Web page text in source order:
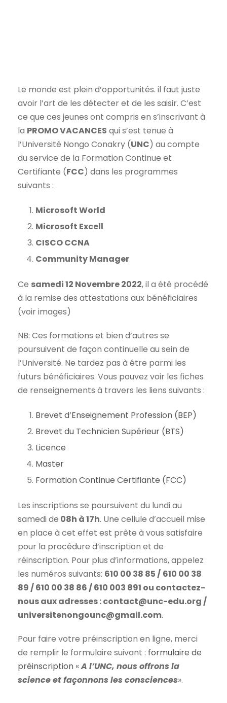
Le monde est plein d’opportunités. il faut juste
avoir l’art de les détecter et de les saisir. C’est
ce que ces jeunes ont compris en s’inscrivant à
la PROMO VACANCES qui s’est tenue à
l’Université Nongo Conakry (UNC) au compte
du service de la Formation Continue et
Certifiante (FCC) dans les programmes
suivants :
Microsoft World
Microsoft Excell
CISCO CCNA
Community Manager
Ce samedi 12 Novembre 2022, il a été procédé
à la remise des attestations aux bénéficiaires
(voir images)
NB: Ces formations et bien d’autres se
poursuivent de façon continuelle au sein de
l’Université. Ne tardez pas à être parmi les
futurs bénéficiaires. Vous pouvez voir les fiches
de renseignements à travers les liens suivants :
Brevet d’Enseignement Profession (BEP)
Brevet du Technicien Supérieur (BTS)
Licence
Master
Formation Continue Certifiante (FCC)
Les inscriptions se poursuivent du lundi au
samedi de 08h à 17h. Une cellule d’accueil mise
en place à cet effet est prête à vous satisfaire
pour la procédure d’inscription et de
réinscription. Pour plus d’informations, appelez
les numéros suivants: 610 00 38 85 / 610 00 38
89 / 610 00 38 86 / 610 003 891 ou contactez-
nous aux adresses : contact@unc-edu.org /
universitenongounc@gmail.com.
Pour faire votre préinscription en ligne, merci
de remplir le formulaire suivant : formulaire de
préinscription «A l’UNC, nous offrons la
science et façonnons les consciences».